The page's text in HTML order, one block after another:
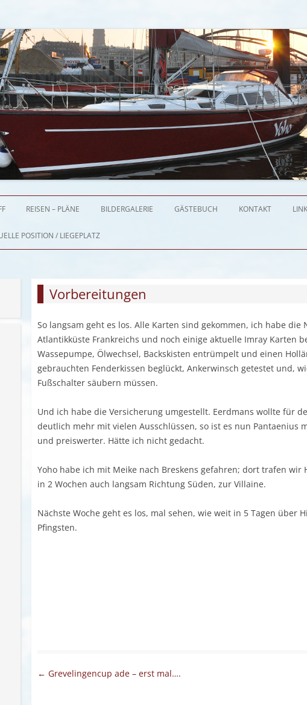
Zum Inhalt springen
REISEN – PLÄNE BILDERGALERIE GÄSTEBUCH KONTAKT
POSITION / LIEGEPLATZ
Vorbereitungen
So langsam geht es los. Alle Karten sind gekommen, ich habe die
Atlantikküste Frankreichs und noch einige aktuelle Imray Karten
Wassepumpe, Ölwechsel, Backskisten entrümpelt und einen
gebrauchten Fenderkissen beglückt, Ankerwinsch getestet und,
Fußschalter säubern müssen.
Und ich habe die Versicherung umgestellt. Eerdmans wollte für
deutlich mehr mit vielen Ausschlüssen, so ist es nun Pantaenius
und preiswerter. Hätte ich nicht gedacht.
Yoho habe ich mit Meike nach Breskens gefahren; dort trafen wir
in 2 Wochen auch langsam Richtung Süden, zur Villaine.
Nächste Woche geht es los, mal sehen, wie weit in 5 Tagen über
Pfingsten.
Artikel-Navigation
← Grevelingencup ade – erst mal….